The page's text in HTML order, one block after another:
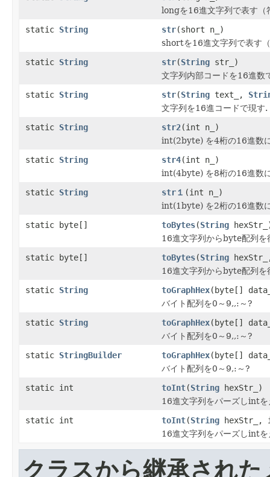
longを16進文字列で表す（
static String str(short n_)
shortを16進文字列で表す
static String str(String str_)
文字列内部コードを16進数
static String str(String text_,
文字列を16進コードで現す.
static String str2(int n_)
int(2byte) を4桁の16進数
static String str4(int n_)
int(4byte) を8桁の16進数
static String str１ (int n_)
int(1byte) を2桁の16進数
static byte[]
toBytes(String
16進文字列からbyte配列を
static byte[]
toBytes(String
16進文字列からbyte配列を
static String toGraphHex(byte[]
バイト配列を0～9,,:～?
static String toGraphHex(byte[]
バイト配列を0～9,,:～?
static StringBuilder toGraphHex(byte[]
バイト配列を0～9,:～?
static int
toInt(String hexStr_)
16進文字列をパーズしintを
static int
toInt(String hexStr_,
16進文字列をパーズしintを
クラスから継承された